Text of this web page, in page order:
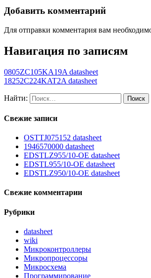
Добавить комментарий
Для отправки комментария вам
Навигация по записям
0805ZC105KA19A datasheet
18252C224KAT2A datasheet
Найти:
Свежие записи
OSTTJ075152 datasheet
1946570000 datasheet
EDSTLZ955/10-OE datasheet
EDSTL955/10-OE datasheet
EDSTLZ950/10-OE datasheet
Свежие комментарии
Рубрики
datasheet
wiki
Микроконтроллеры
Микропроцессоры
Микросхема
Программирование